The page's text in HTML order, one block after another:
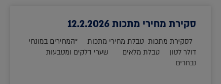
סקירת מחירי מתכות 12.2.2026
לסקירת מתכות טבלת מחירי מתכות *המחירים במונחי
דולר לטון טבלת מלאים שערי דלקים ומטבעות
נבחרים